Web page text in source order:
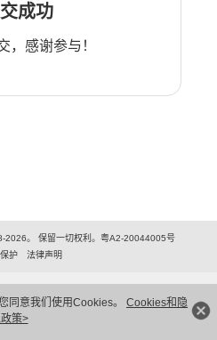
同意我们使用Cookies。 Cookies和隐
策>
成功
，感谢参与！
2026。 保留一切权利。粤A2-20044005号
护
法律声明